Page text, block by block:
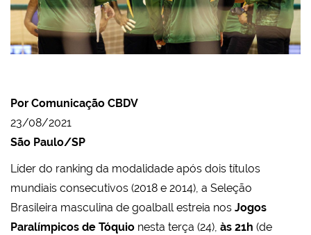
Por Comunicação CBDV
23/08/2021
São Paulo/SP
Líder do ranking da modalidade após dois títulos
mundiais consecutivos (2018 e 2014), a Seleção
Brasileira masculina de goalball estreia nos Jogos
Paralímpicos de Tóquio nesta terça (24), às 21h (de